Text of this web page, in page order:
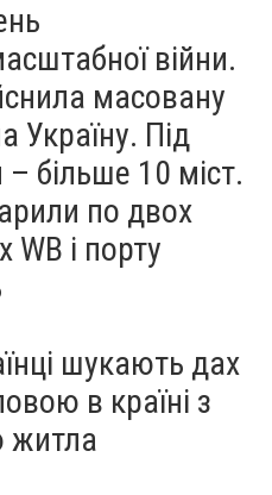
війни.
масовану
Україну. Під
більше 10 міст.
по двох
WB і порту
шукають дах
в країні з
житла